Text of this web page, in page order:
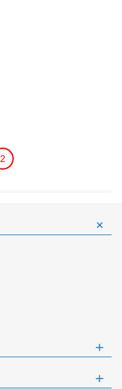
2